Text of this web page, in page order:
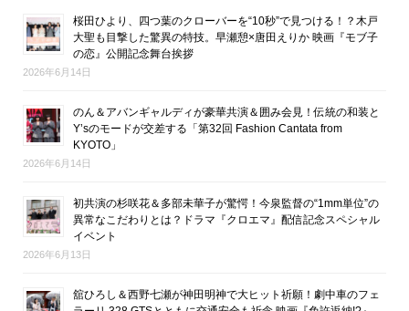
桜田ひより、四つ葉のクローバーを“10秒”で見つける！？木戸
大聖も目撃した驚異の特技。早瀬憩×唐田えりか 映画『モブ子
の恋』公開記念舞台挨拶
2026年6月14日
のん＆アバンギャルディが豪華共演＆囲み会見！伝統の和装と
Y’sのモードが交差する「第32回 Fashion Cantata from
KYOTO」
2026年6月14日
初共演の杉咲花＆多部未華子が驚愕！今泉監督の“1mm単位”の
異常なこだわりとは？ドラマ『クロエマ』配信記念スペシャル
イベント
2026年6月13日
舘ひろし＆西野七瀬が神田明神で大ヒット祈願！劇中車のフェ